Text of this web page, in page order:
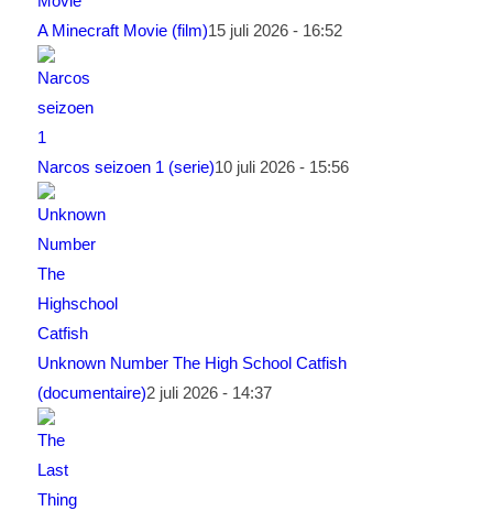
A Minecraft Movie (film)15 juli 2026 - 16:52
Narcos seizoen 1 (serie)10 juli 2026 - 15:56
Unknown Number The High School Catfish
(documentaire)2 juli 2026 - 14:37